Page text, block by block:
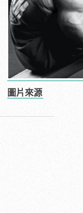
圖片來源